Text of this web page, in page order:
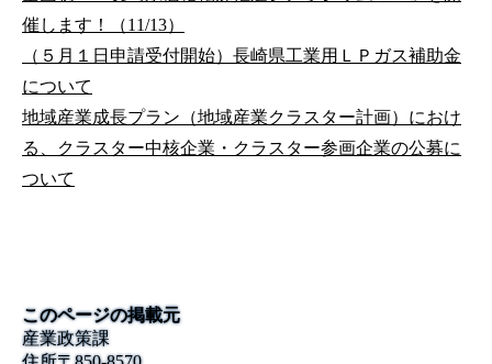
催します！（11/13）
（５月１日申請受付開始）長崎県工業用ＬＰガス補助金
について
地域産業成長プラン（地域産業クラスター計画）におけ
る、クラスター中核企業・クラスター参画企業の公募に
ついて
このページの掲載元
産業政策課